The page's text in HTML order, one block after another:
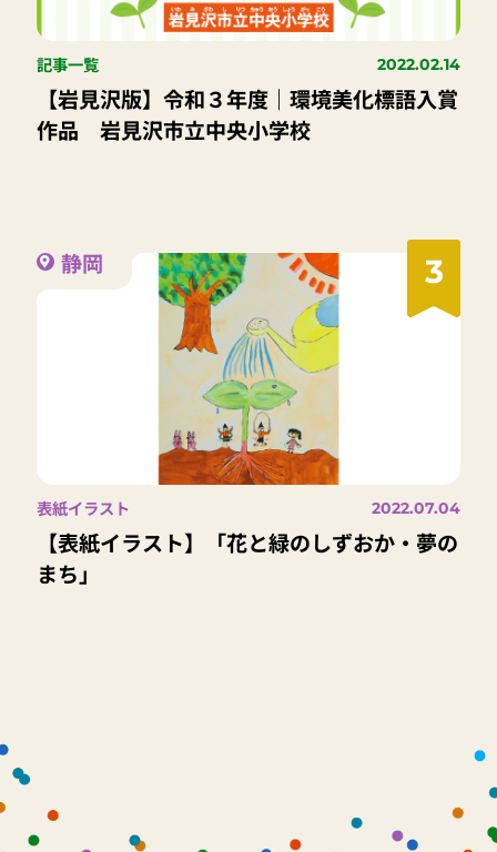
記事一覧 2022.02.14
【岩見沢版】令和３年度｜環境美化標語入賞
作品 岩見沢市立中央小学校
3
静岡
表紙イラスト 2022.07.04
【表紙イラスト】「花と緑のしずおか・夢の
まち」